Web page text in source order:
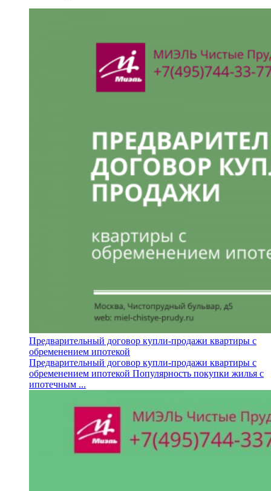
Предварительный договор купли-продажи квартиры с
обременением ипотекой
Предварительный договор купли-продажи квартиры с
обременением ипотекой Популярность покупки жилья с
ипотечным ...